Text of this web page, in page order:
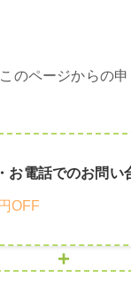
のページからの
お電話でのお問い
円OFF
+